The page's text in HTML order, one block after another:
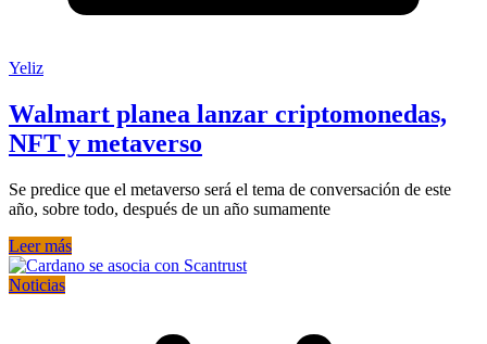
Yeliz
Walmart planea lanzar criptomonedas,
NFT y metaverso
Se predice que el metaverso será el tema de conversación de este
año, sobre todo, después de un año sumamente
Leer más
Noticias